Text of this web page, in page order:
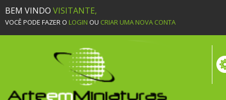
BEM VINDO VISITANTE,
VOCÊ PODE FAZER O LOGIN OU CRIAR UMA NOVA CONTA